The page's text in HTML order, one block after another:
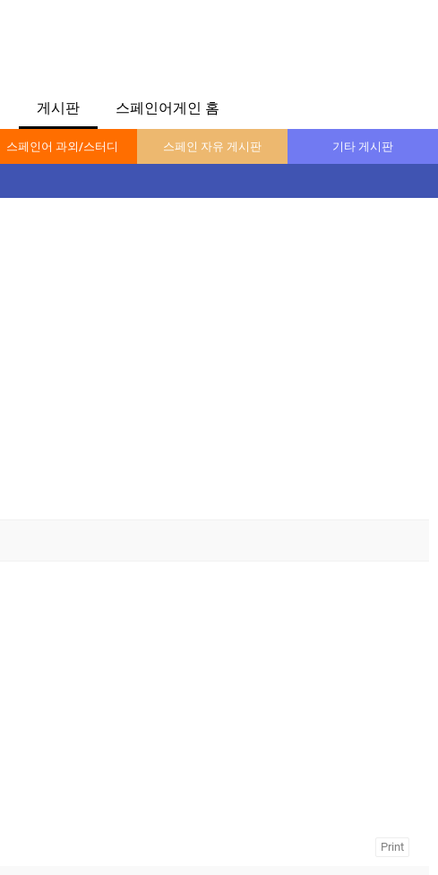
게시판 스페인어게인 홈
스페인어 과외/스터디 스페인 자유 게시판 기타 게시판
Print